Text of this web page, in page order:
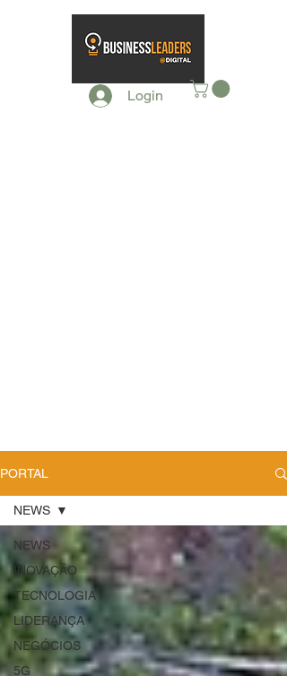
Login
PORTAL
NEWS
INOVAÇÃO
TECNOLOGIA
LIDERANÇA
NEGÓCIOS
5G
NEWS